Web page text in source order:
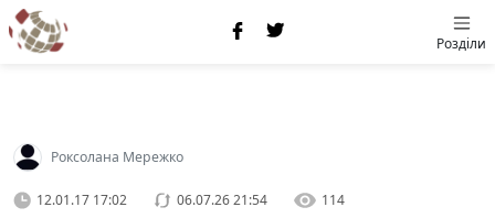
Розділи
Роксолана Мережко
12.01.17 17:02 06.07.26 21:54 114